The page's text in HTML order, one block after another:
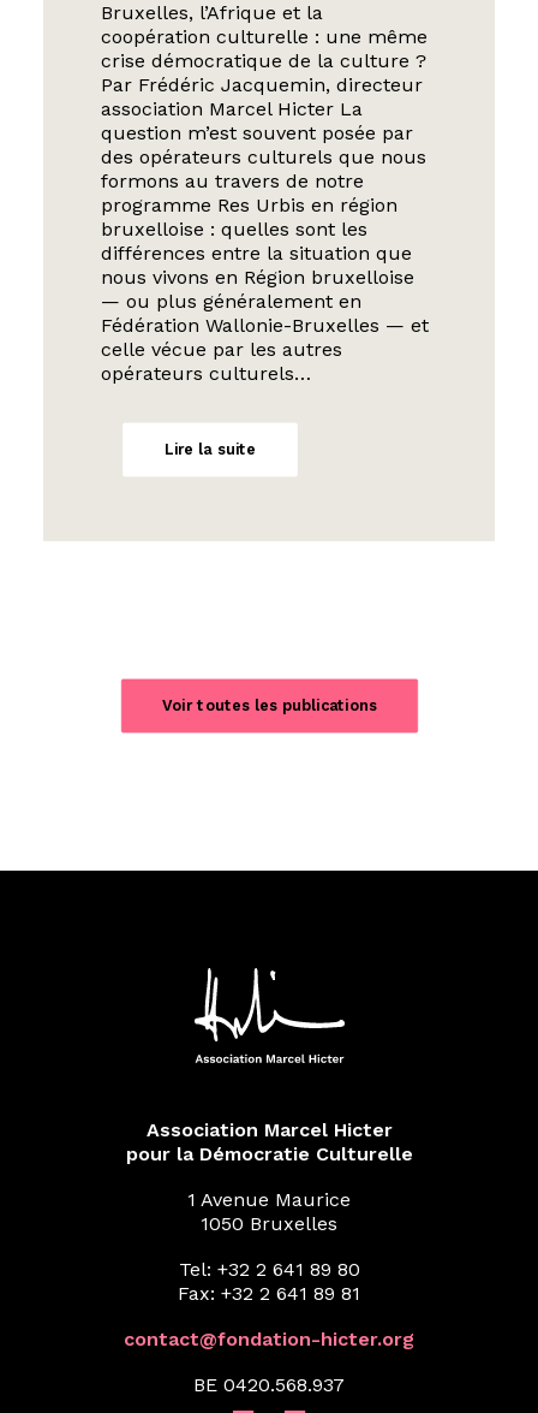
Bruxelles, l’Afrique et la
coopération culturelle : une même
crise démocratique de la culture ?
Par Frédéric Jacquemin, directeur
association Marcel Hicter La
question m’est souvent posée par
des opérateurs culturels que nous
formons au travers de notre
programme Res Urbis en région
bruxelloise : quelles sont les
différences entre la situation que
nous vivons en Région bruxelloise
— ou plus généralement en
Fédération Wallonie-Bruxelles — et
celle vécue par les autres
opérateurs culturels…
Lire la suite
Voir toutes les publications
Association Marcel Hicter
pour la Démocratie Culturelle
1 Avenue Maurice
1050 Bruxelles
Tel: +32 2 641 89 80
Fax: +32 2 641 89 81
contact@fondation-hicter.org
BE 0420.568.937